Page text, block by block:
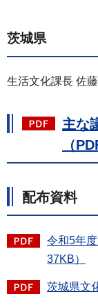
茨城県
生活文化課長 佐
主な
（
配布資料
令和5年
37KB）
茨城県文